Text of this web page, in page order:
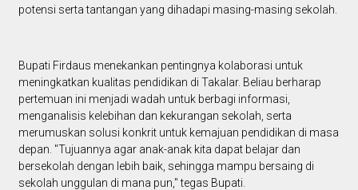
potensi serta tantangan yang dihadapi masing-masing sekolah.
Bupati Firdaus menekankan pentingnya kolaborasi untuk
meningkatkan kualitas pendidikan di Takalar. Beliau berharap
pertemuan ini menjadi wadah untuk berbagi informasi,
menganalisis kelebihan dan kekurangan sekolah, serta
merumuskan solusi konkrit untuk kemajuan pendidikan di masa
depan. "Tujuannya agar anak-anak kita dapat belajar dan
bersekolah dengan lebih baik, sehingga mampu bersaing di
sekolah unggulan di mana pun," tegas Bupati.